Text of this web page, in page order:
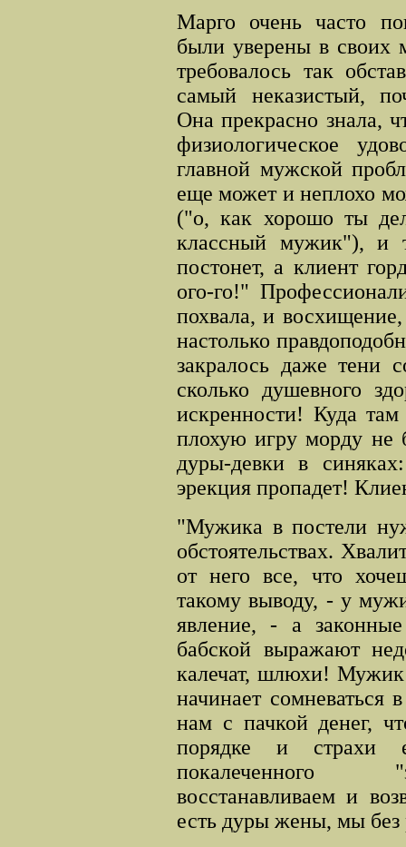
Марго очень часто
были уверены в своих
требовалось так
самый неказистый,
Она прекрасно знала,
физиологическое
главной мужской
еще может и неплохо
("о, как хорошо ты
классный мужик"), и
постонет, а клиент
ого-го!"
похвала, и
настолько
закралось даже тени
сколько душевного
искренности! Куда там
плохую игру морду не
дуры-девки в
эрекция пропадет!
"Мужика в постели
обстоятельствах.
от него все, что
такому выводу, - у
явление, - а
бабской выражают
калечат, шлюхи!
начинает сомневаться
нам с пачкой денег,
порядке и страхи
покалеченного
восстанавливаем и
есть дуры жены, мы без